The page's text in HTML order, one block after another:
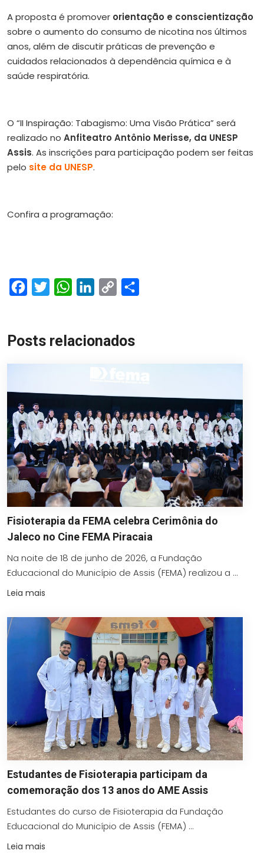
A proposta é promover orientação e conscientização
sobre o aumento do consumo de nicotina nos últimos
anos, além de discutir práticas de prevenção e
cuidados relacionados à dependência química e à
saúde respiratória.
O “II Inspiração: Tabagismo: Uma Visão Prática” será
realizado no Anfiteatro Antônio Merisse, da UNESP
Assis. As inscrições para participação podem ser feitas
pelo site da UNESP.
Confira a programação:
FacebookTwitterWhatsAppLinkedIn
Copy
Posts relacionados
Fisioterapia da FEMA celebra Cerimônia do
Jaleco no Cine FEMA Piracaia
Na noite de 18 de junho de 2026, a Fundação
Educacional do Município de Assis (FEMA) realizou a ...
Leia mais
Estudantes de Fisioterapia participam da
comemoração dos 13 anos do AME Assis
Estudantes do curso de Fisioterapia da Fundação
Educacional do Município de Assis (FEMA) ...
Leia mais